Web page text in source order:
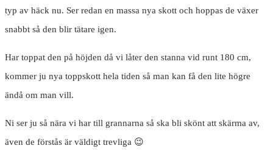
typ av häck nu. Ser redan en massa nya skott och hoppas de växer
snabbt så den blir tätare igen.
Har toppat den på höjden då vi låter den stanna vid runt 180 cm,
kommer ju nya toppskott hela tiden så man kan få den lite högre
ändå om man vill.
Ni ser ju så nära vi har till grannarna så ska bli skönt att skärma av,
även de förstås är väldigt trevliga 😉